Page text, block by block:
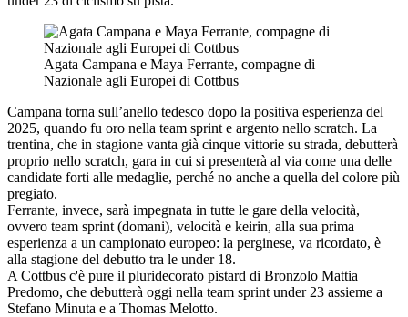
Agata Campana e Maya Ferrante, compagne di
Nazionale agli Europei di Cottbus
Campana torna sull’anello tedesco dopo la positiva esperienza del
2025, quando fu oro nella team sprint e argento nello scratch. La
trentina, che in stagione vanta già cinque vittorie su strada, debutterà
proprio nello scratch, gara in cui si presenterà al via come una delle
candidate forti alle medaglie, perché no anche a quella del colore più
pregiato.
Ferrante, invece, sarà impegnata in tutte le gare della velocità,
ovvero team sprint (domani), velocità e keirin, alla sua prima
esperienza a un campionato europeo: la perginese, va ricordato, è
alla stagione del debutto tra le under 18.
A Cottbus c'è pure il pluridecorato pistard di Bronzolo Mattia
Predomo, che debutterà oggi nella team sprint under 23 assieme a
Stefano Minuta e a Thomas Melotto.